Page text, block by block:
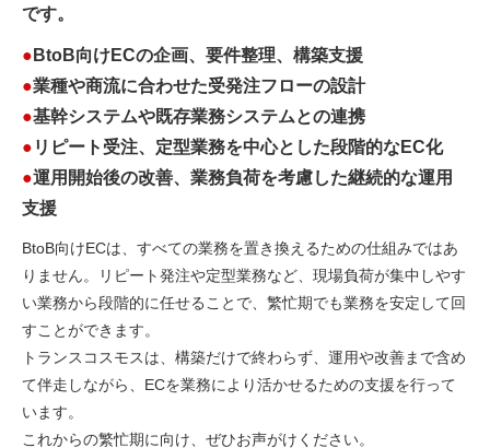
です。
● BtoB向けECの企画、要件整理、構築支援
●業種や商流に合わせた受発注フローの設計
●基幹システムや既存業務システムとの連携
● リピート受注、定型業務を中心とした段階的なEC化
●運用開始後の改善、業務負荷を考慮した継続的な運用
支援
BtoB向けECは、すべての業務を置き換えるための仕組みではあ
りません。リピート発注や定型業務など、現場負荷が集中しやす
い業務から段階的に任せることで、繁忙期でも業務を安定して回
すことができます。
トランスコスモスは、構築だけで終わらず、運用や改善まで含め
て伴走しながら、ECを業務により活かせるための支援を行って
います。
これからの繁忙期に向け、ぜひお声がけください。